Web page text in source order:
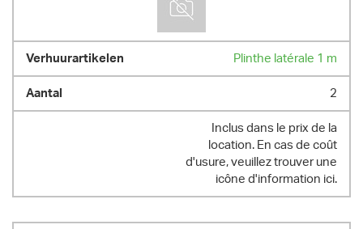
Plinthe latérale 1 m
2
Inclus dans le prix de la
location. En cas de coût
d'usure, veuillez trouver une
icône d'information ici.